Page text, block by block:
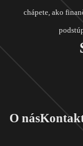
chápete, ako
O nás